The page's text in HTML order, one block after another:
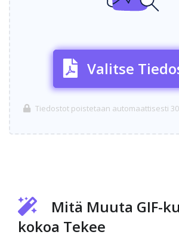
Valitse
Tiedostot poistetaan automaattisesti
Mitä Muuta GIF-
kokoa Tekee